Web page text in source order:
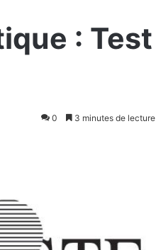
: Test
0 3 minutes de lecture